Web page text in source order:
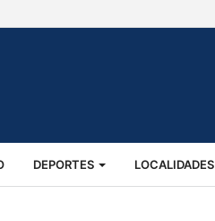
DEPORTES LOCALIDADES